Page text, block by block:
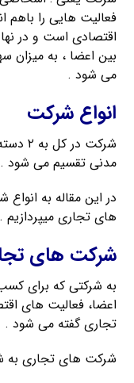
فعالیت هایی را باهم
اقتصادی است و در
بین اعضا ، به
می شود .
انواع شرکت
مدنی تقسیم می شود .
در این مقاله به
های تجاری میپردازیم .
شرکت های
به شرکتی که برای
اعضا، فعالیت های
تجاری گفته می شود .
شرکت های تجاری به